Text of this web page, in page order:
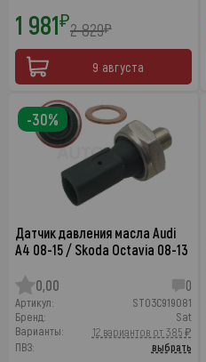
1 981₽2 829₽
9 августа
Датчик давления масла Audi
A4 08-15 / Skoda Octavia 08-13
0,00 0
Артикул:
ST03C919081
Бренд:
Sat
Варианты:
12 вариантов от 385 ₽
ПВЗ:
выбрать
-30%